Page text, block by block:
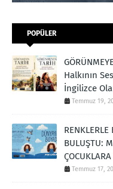
POPÜLER
Halkının
İngilizce
Temmuz 19,
RENKLERLE
BULUŞTU:
Temmuz 17,